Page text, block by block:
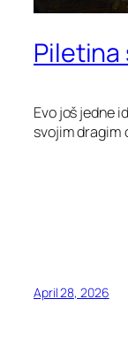
Piletina
Evo još jedne
svojim dragim
April 28, 2026